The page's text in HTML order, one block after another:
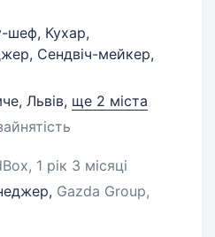
шеф, Кухар,
Сендвіч-мейкер,
Львів, ще 2 міста
1 рік 3 місяці
Gazda Group,